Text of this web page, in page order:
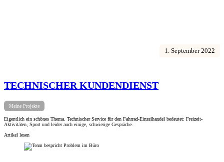
TECHNISCHER KUNDENDIENST
Meine Projekte
Eigentlich ein schönes Thema. Technischer Service für den Fahrrad-Einzelhandel bedeutet: Freizeit-
Aktivitäten, Sport und leider auch einige, schwierige Gespräche.
Artikel lesen
1. September 2022